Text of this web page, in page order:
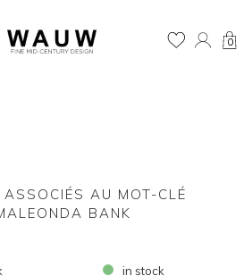
0
AU MOT-CLÉ
BANK
in stock